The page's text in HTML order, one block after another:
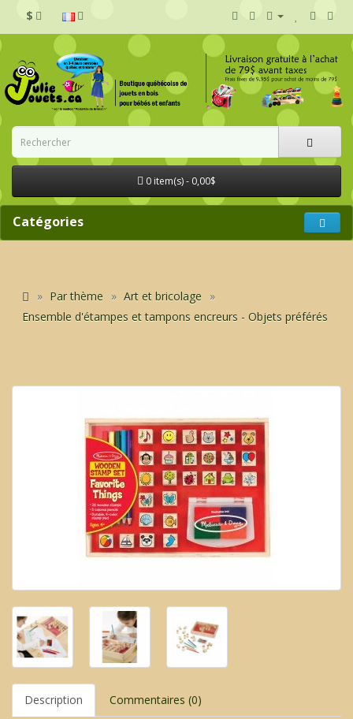
$
0 item(s) - 0,00$
Catégories
Par thème
Art et bricolage
Ensemble d'étampes et tampons encreurs - Objets préférés
Description Commentaires (0)